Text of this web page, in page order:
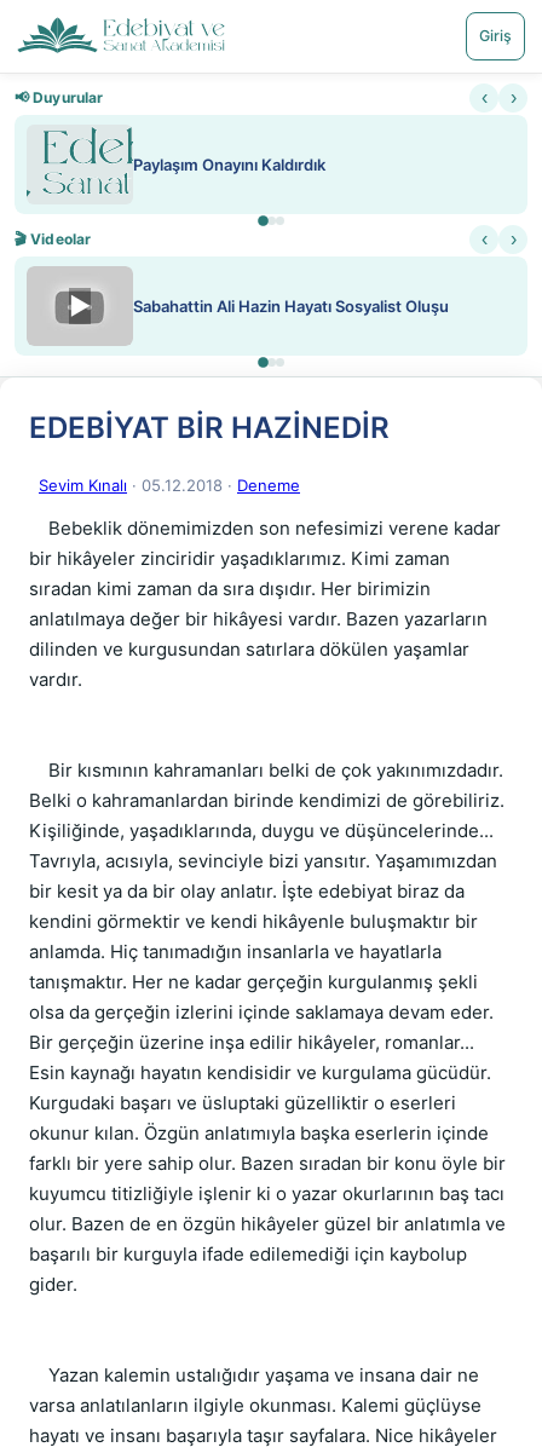
Giriş
📢 Duyurular ‹ ›
Paylaşım Onayını Kaldırdık
🎬 Videolar ‹ ›
▶ Sabahattin Ali Hazin Hayatı Sosyalist Oluşu
EDEBİYAT BİR HAZİNEDİR
Sevim Kınalı · 05.12.2018 · Deneme
Bebeklik dönemimizden son nefesimizi verene kadar
bir hikâyeler zinciridir yaşadıklarımız. Kimi zaman
sıradan kimi zaman da sıra dışıdır. Her birimizin
anlatılmaya değer bir hikâyesi vardır. Bazen yazarların
dilinden ve kurgusundan satırlara dökülen yaşamlar
vardır.
Bir kısmının kahramanları belki de çok yakınımızdadır.
Belki o kahramanlardan birinde kendimizi de görebiliriz.
Kişiliğinde, yaşadıklarında, duygu ve düşüncelerinde...
Tavrıyla, acısıyla, sevinciyle bizi yansıtır. Yaşamımızdan
bir kesit ya da bir olay anlatır. İşte edebiyat biraz da
kendini görmektir ve kendi hikâyenle buluşmaktır bir
anlamda. Hiç tanımadığın insanlarla ve hayatlarla
tanışmaktır. Her ne kadar gerçeğin kurgulanmış şekli
olsa da gerçeğin izlerini içinde saklamaya devam eder.
Bir gerçeğin üzerine inşa edilir hikâyeler, romanlar...
Esin kaynağı hayatın kendisidir ve kurgulama gücüdür.
Kurgudaki başarı ve üsluptaki güzelliktir o eserleri
okunur kılan. Özgün anlatımıyla başka eserlerin içinde
farklı bir yere sahip olur. Bazen sıradan bir konu öyle bir
kuyumcu titizliğiyle işlenir ki o yazar okurlarının baş tacı
olur. Bazen de en özgün hikâyeler güzel bir anlatımla ve
başarılı bir kurguyla ifade edilemediği için kaybolup
gider.
Yazan kalemin ustalığıdır yaşama ve insana dair ne
varsa anlatılanların ilgiyle okunması. Kalemi güçlüyse
hayatı ve insanı başarıyla taşır sayfalara. Nice hikâyeler